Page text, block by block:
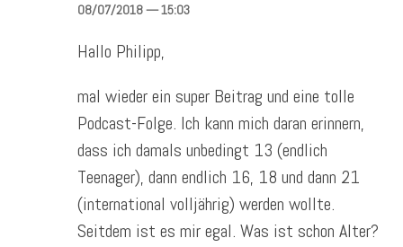
08/07/2018— 15:03
Hallo Philipp,
mal wieder ein super Beitrag und eine tolle
Podcast-Folge. Ich kann mich daran erinnern,
dass ich damals unbedingt 13 (endlich
Teenager), dann endlich 16, 18 und dann 21
(international volljährig) werden wollte.
Seitdem ist es mir egal. Was ist schon Alter?